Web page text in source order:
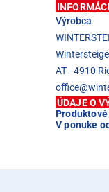
Výrobca
AT - 4910
ÚDAJE O
V ponuke